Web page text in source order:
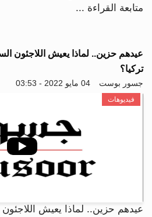
متابعة القراءة ...
عيدهم حزين.. لماذا يعيش اللاجئون
تركيا؟
جسور بوست 04 مايو 2022 - 03:53
فيديوهات
عيدهم حزين.. لماذا يعيش اللاجئون